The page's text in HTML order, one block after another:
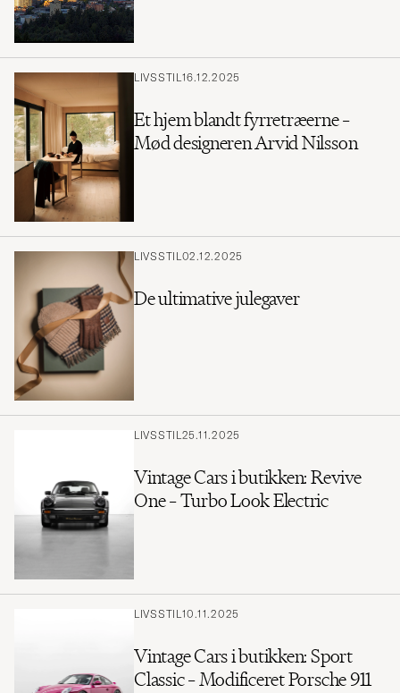
LIVSSTIL16.12.2025
Et hjem blandt fyrretræerne –
Mød designeren Arvid Nilsson
LIVSSTIL02.12.2025
De ultimative julegaver
LIVSSTIL25.11.2025
Vintage Cars i butikken: Revive
One – Turbo Look Electric
LIVSSTIL10.11.2025
Vintage Cars i butikken: Sport
Classic – Modificeret Porsche 911